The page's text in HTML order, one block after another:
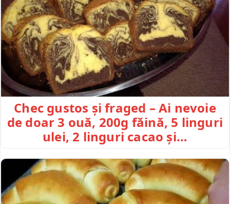
Chec gustos și fraged – Ai nevoie
de doar 3 ouă, 200g făină, 5 linguri
ulei, 2 linguri cacao și…